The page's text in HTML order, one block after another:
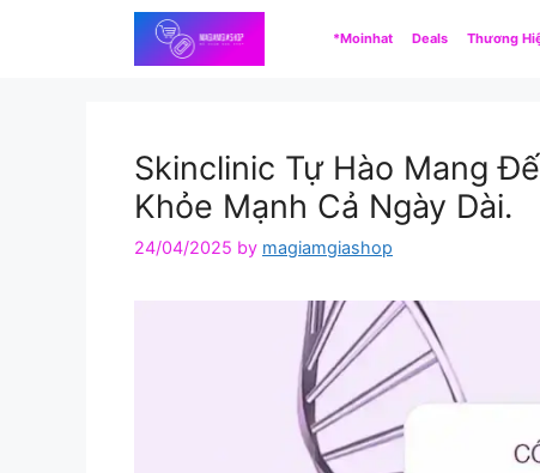
*Moinhat Deals Thương
Skinclinic Tự Hào Mang
Khỏe Mạnh Cả Ngày Dài.
24/04/2025 by magiamgiashop